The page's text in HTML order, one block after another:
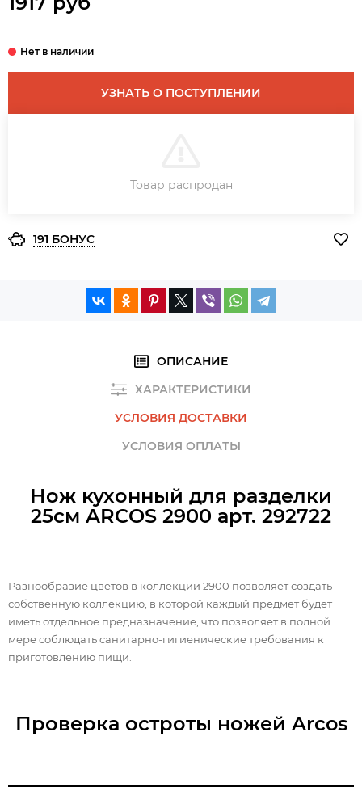
УЗНАТЬ О ПОСТУПЛЕНИИ
ЗАКАЗ В ОДИН КЛИК
Товар распродан
191 БОНУС
ОПИСАНИЕ
ХАРАКТЕРИСТИКИ
УСЛОВИЯ ДОСТАВКИ
УСЛОВИЯ ОПЛАТЫ
Нож кухонный для разделки
25см ARCOS 2900 арт. 292722
Разнообразие цветов в коллекции 2900 позволяет создать
собственную коллекцию, в которой каждый предмет будет
иметь отдельное предназначение, что позволяет в полной
мере соблюдать санитарно-гигиенические требования к
приготовлению пищи.
Проверка остроты ножей Arcos